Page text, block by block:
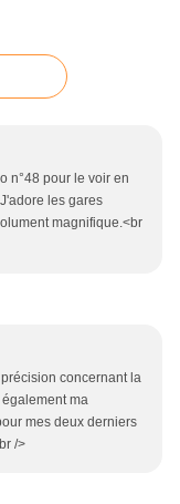
n°48 pour le voir en
les gares
magnifique.<br
concernant la
ma
mes deux derniers
/>